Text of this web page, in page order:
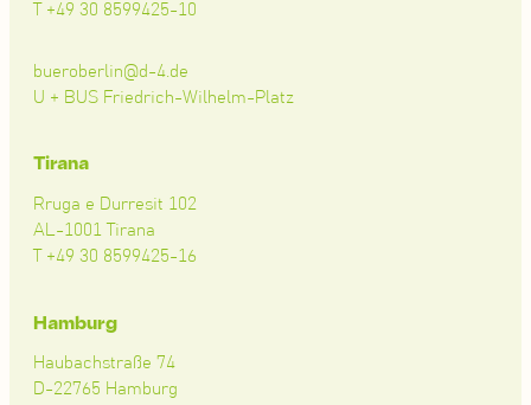
T +49 30 8599425-10
bueroberlin@d-4.de
U + BUS Friedrich-Wilhelm-Platz
Tirana
Rruga e Durresit 102
AL-1001 Tirana
T +49 30 8599425-16
Hamburg
Haubachstraße 74
D-22765 Hamburg